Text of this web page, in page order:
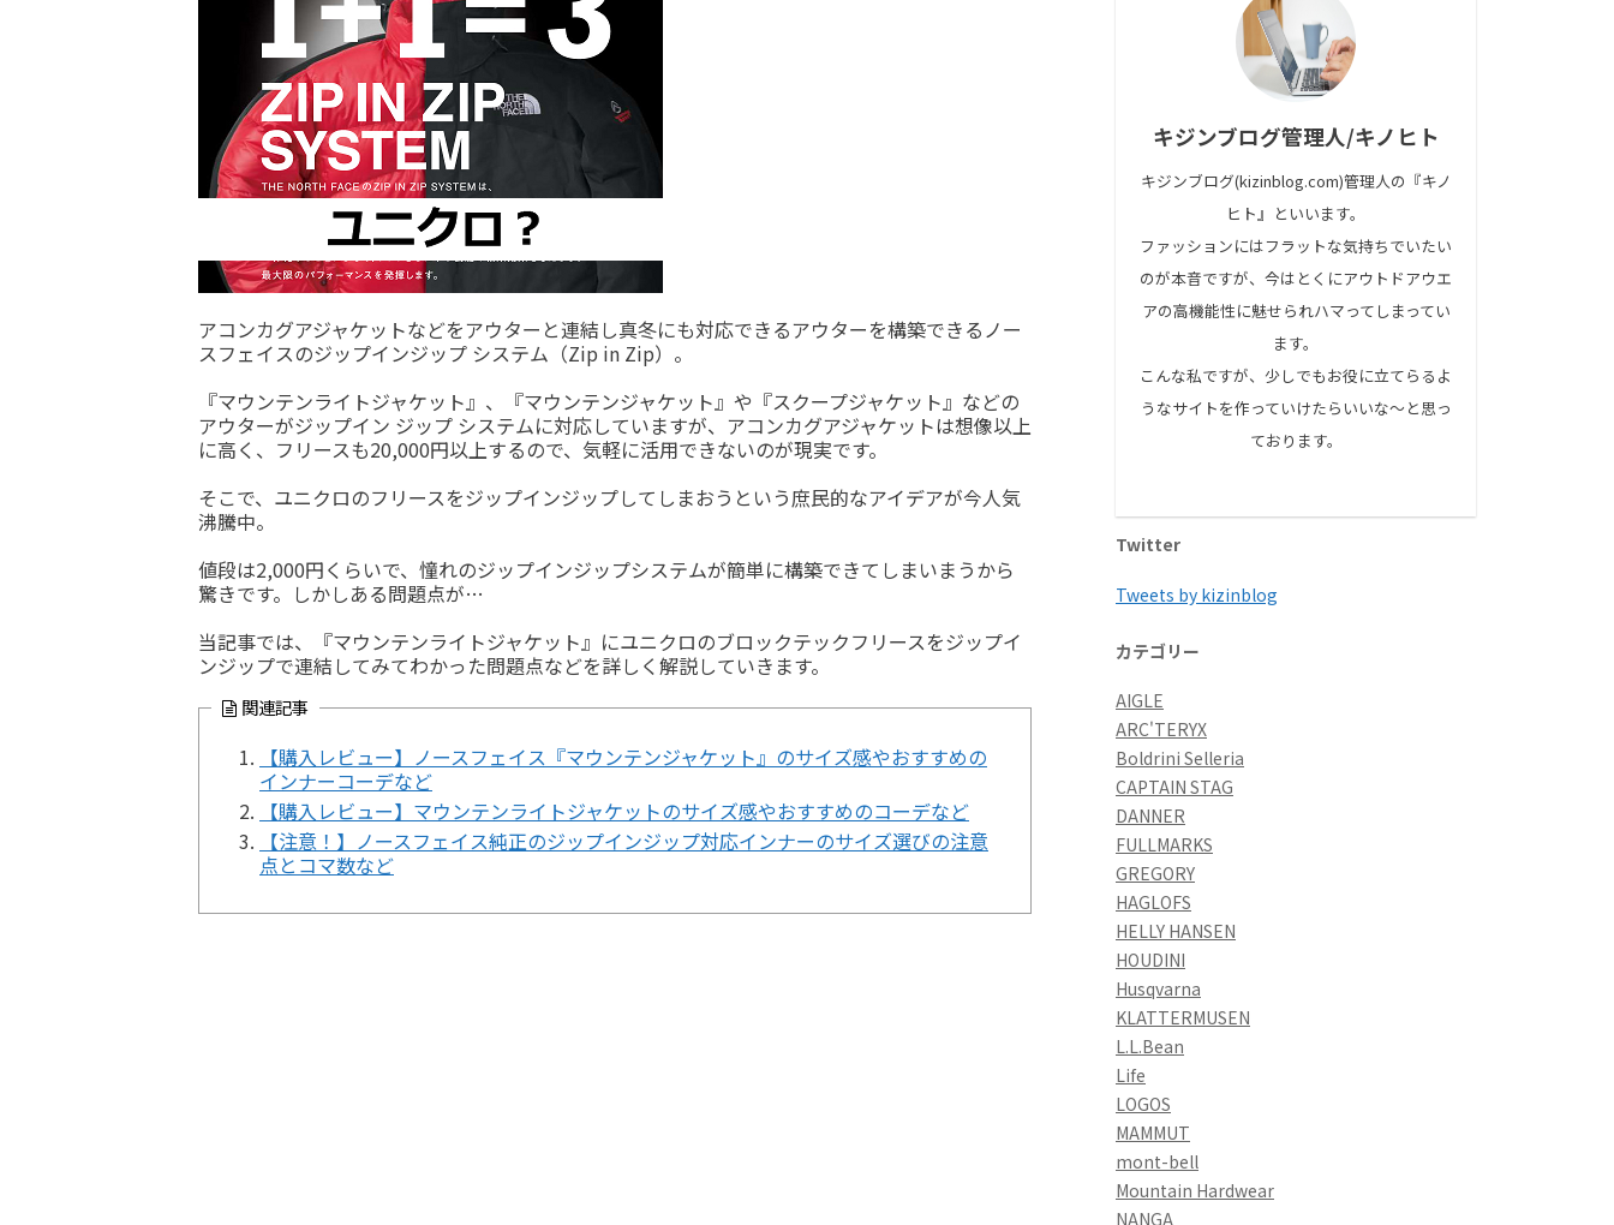
アコンカグアジャケットなどをアウターと連結し真冬にも対応できるアウターを構築できるノー
スフェイスのジップインジップ システム（Zip in Zip）。
『マウンテンライトジャケット』、『マウンテンジャケット』や『スクープジャケット』などの
アウターがジップイン ジップ システムに対応していますが、アコンカグアジャケットは想像以上
に高く、フリースも20,000円以上するので、気軽に活用できないのが現実です。
そこで、ユニクロのフリースをジップインジップしてしまおうという庶民的なアイデアが今人気
沸騰中。
値段は2,000円くらいで、憧れのジップインジップシステムが簡単に構築できてしまいまうから
驚きです。しかしある問題点が…
当記事では、『マウンテンライトジャケット』にユニクロのブロックテックフリースをジップイ
ンジップで連結してみてわかった問題点などを詳しく解説していきます。
関連記事
【購入レビュー】ノースフェイス『マウンテンジャケット』のサイズ感やおすすめの
インナーコーデなど
【購入レビュー】マウンテンライトジャケットのサイズ感やおすすめのコーデなど
【注意！】ノースフェイス純正のジップインジップ対応インナーのサイズ選びの注意
点とコマ数など
キジンブログ管理人/キノヒト
キジンブログ(kizinblog.com)管理人の『キノ
ヒト』といいます。
ファッションにはフラットな気持ちでいたい
のが本音ですが、今はとくにアウトドアウエ
アの高機能性に魅せられハマってしまってい
ます。
こんな私ですが、少しでもお役に立てらるよ
うなサイトを作っていけたらいいな～と思っ
ております。
Twitter
Tweets by kizinblog
カテゴリー
AIGLE
ARC'TERYX
Boldrini Selleria
CAPTAIN STAG
DANNER
FULLMARKS
GREGORY
HAGLOFS
HELLY HANSEN
HOUDINI
Husqvarna
KLATTERMUSEN
L.L.Bean
Life
LOGOS
MAMMUT
mont-bell
Mountain Hardwear
NANGA